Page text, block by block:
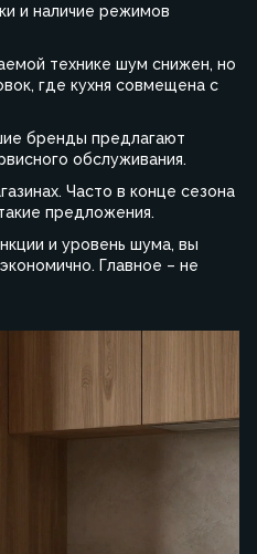
и наличие режимов
технике шум снижен, но
где кухня совмещена с
бренды предлагают
обслуживания.
Часто в конце сезона
предложения.
и уровень шума, вы
Главное – не